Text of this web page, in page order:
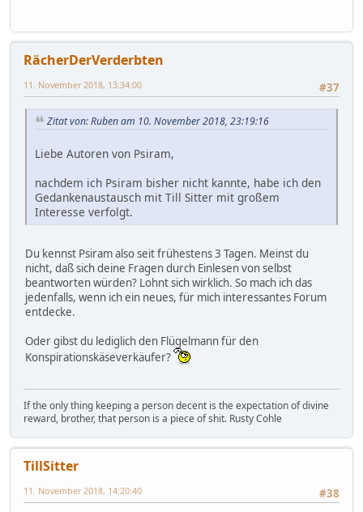
RächerDerVerderbten
#37
11. November 2018, 13:34:00
Zitat von: Ruben am 10. November 2018, 23:19:16
Liebe Autoren von Psiram,
nachdem ich Psiram bisher nicht kannte, habe ich den
Gedankenaustausch mit Till Sitter mit großem
Interesse verfolgt.
Du kennst Psiram also seit frühestens 3 Tagen. Meinst du
nicht, daß sich deine Fragen durch Einlesen von selbst
beantworten würden? Lohnt sich wirklich. So mach ich das
jedenfalls, wenn ich ein neues, für mich interessantes Forum
entdecke.
Oder gibst du lediglich den Flügelmann für den
Konspirationskäseverkäufer?
If the only thing keeping a person decent is the expectation of divine
reward, brother, that person is a piece of shit. Rusty Cohle
TillSitter
#38
11. November 2018, 14:20:40